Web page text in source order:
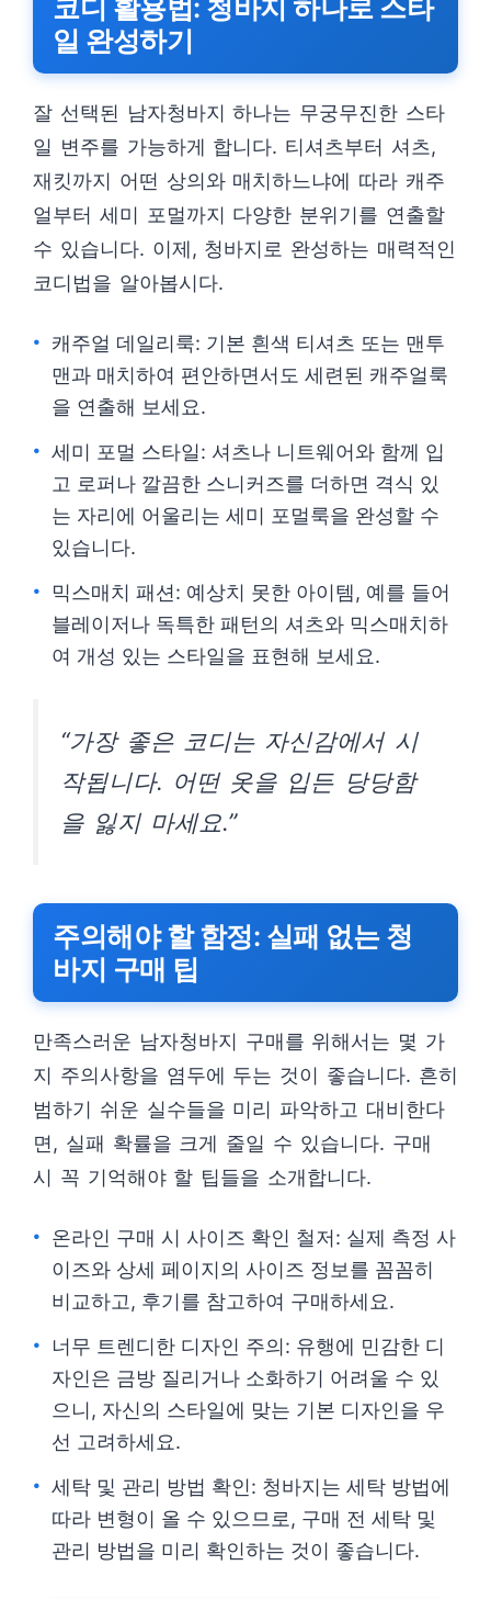
코디 활용법: 청바지 하나로 스타
일 완성하기
잘 선택된 남자청바지 하나는 무궁무진한 스타
일 변주를 가능하게 합니다. 티셔츠부터 셔츠,
재킷까지 어떤 상의와 매치하느냐에 따라 캐주
얼부터 세미 포멀까지 다양한 분위기를 연출할
수 있습니다. 이제, 청바지로 완성하는 매력적인
코디법을 알아봅시다.
캐주얼 데일리룩: 기본 흰색 티셔츠 또는 맨투
맨과 매치하여 편안하면서도 세련된 캐주얼룩
을 연출해 보세요.
세미 포멀 스타일: 셔츠나 니트웨어와 함께 입
고 로퍼나 깔끔한 스니커즈를 더하면 격식 있
는 자리에 어울리는 세미 포멀룩을 완성할 수
있습니다.
믹스매치 패션: 예상치 못한 아이템, 예를 들어
블레이저나 독특한 패턴의 셔츠와 믹스매치하
여 개성 있는 스타일을 표현해 보세요.
“가장 좋은 코디는 자신감에서 시
작됩니다. 어떤 옷을 입든 당당함
을 잃지 마세요.”
주의해야 할 함정: 실패 없는 청
바지 구매 팁
만족스러운 남자청바지 구매를 위해서는 몇 가
지 주의사항을 염두에 두는 것이 좋습니다. 흔히
범하기 쉬운 실수들을 미리 파악하고 대비한다
면, 실패 확률을 크게 줄일 수 있습니다. 구매
시 꼭 기억해야 할 팁들을 소개합니다.
온라인 구매 시 사이즈 확인 철저: 실제 측정 사
이즈와 상세 페이지의 사이즈 정보를 꼼꼼히
비교하고, 후기를 참고하여 구매하세요.
너무 트렌디한 디자인 주의: 유행에 민감한 디
자인은 금방 질리거나 소화하기 어려울 수 있
으니, 자신의 스타일에 맞는 기본 디자인을 우
선 고려하세요.
세탁 및 관리 방법 확인: 청바지는 세탁 방법에
따라 변형이 올 수 있으므로, 구매 전 세탁 및
관리 방법을 미리 확인하는 것이 좋습니다.